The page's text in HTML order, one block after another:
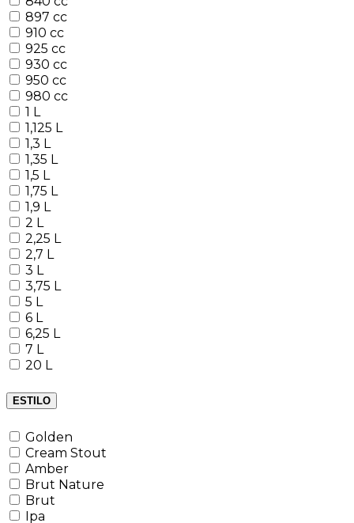
897 cc
910 cc
925 cc
930 cc
950 cc
980 cc
1 L
1,125 L
1,3 L
1,35 L
1,5 L
1,75 L
1,9 L
2 L
2,25 L
2,7 L
3 L
3,75 L
5 L
6 L
6,25 L
7 L
20 L
ESTILO
Golden
Cream Stout
Amber
Brut Nature
Brut
Ipa